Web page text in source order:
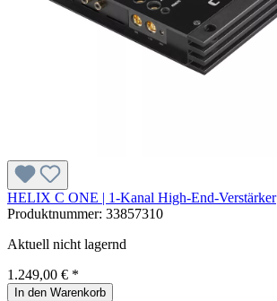
HELIX C ONE | 1-Kanal High-End-Verstärker
Produktnummer: 33857310
Aktuell nicht lagernd
1.249,00 € *
In den Warenkorb